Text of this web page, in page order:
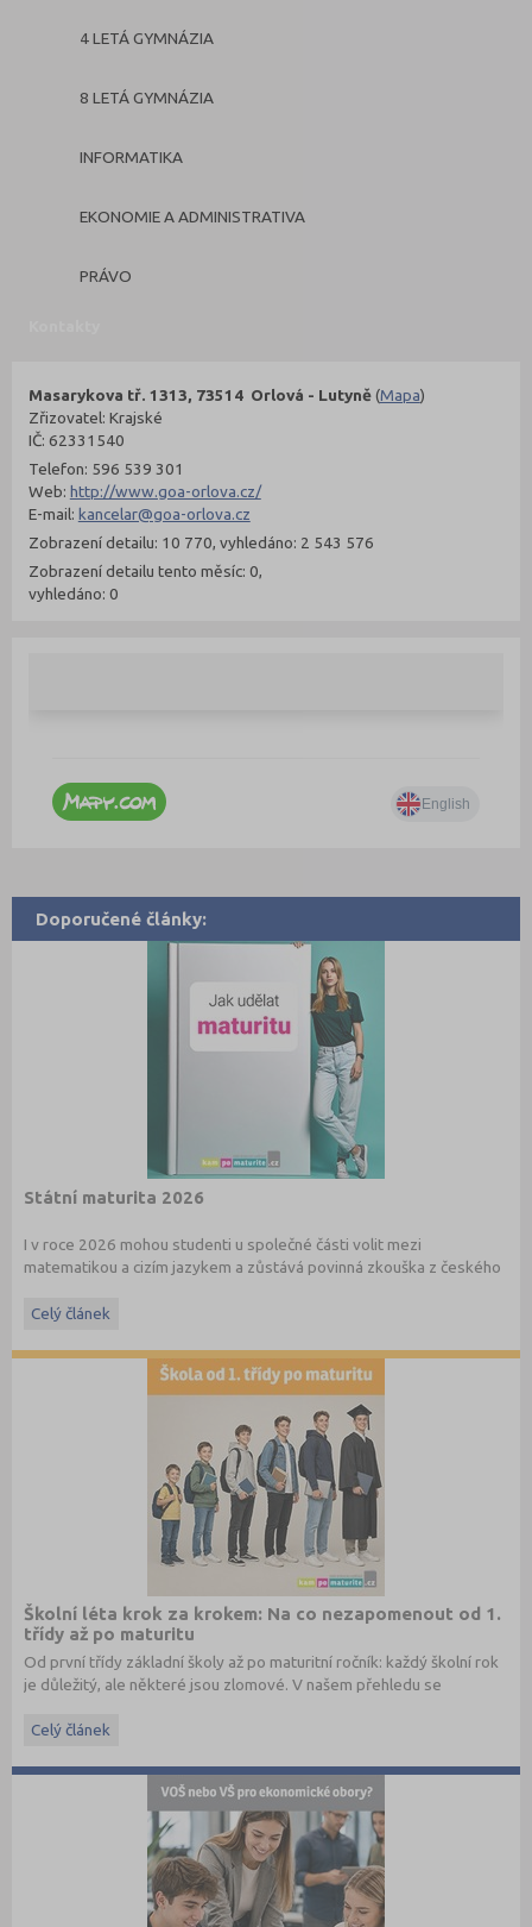
4 LETÁ GYMNÁZIA
8 LETÁ GYMNÁZIA
INFORMATIKA
EKONOMIE A ADMINISTRATIVA
PRÁVO
Masarykova tř. 1313, 73514 Orlová - Lutyně(Mapa)
Zřizovatel: Krajské
IČ: 62331540
Telefon: 596 539 301
Web: http://www.goa-orlova.cz/
E-mail: kancelar@goa-orlova.cz
Zobrazení detailu: 10 770, vyhledáno: 2 543 576
Zobrazení detailu tento měsíc: 0,
vyhledáno: 0
Doporučené články:
Státní maturita 2026
I v roce 2026 mohou studenti u společné části volit mezi
matematikou a cizím jazykem a zůstává povinná zkouška z českého
informacemi.
Celý článek
Školní léta krok za krokem: Na co nezapomenout od 1.
třídy až po maturitu
Od první třídy základní školy až po maturitní ročník: každý školní rok
je důležitý, ale některé jsou zlomové. V našem přehledu se
Celý článek